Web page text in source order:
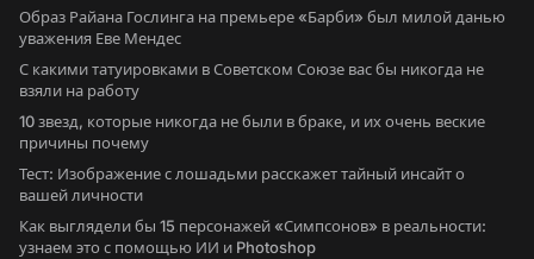
Образ Райана Гослинга на премьере «Барби» был милой данью
уважения Еве Мендес
С какими татуировками в Советском Союзе вас бы никогда не
взяли на работу
10 звезд, которые никогда не были в браке, и их очень веские
причины почему
Тест: Изображение с лошадьми расскажет тайный инсайт о
вашей личности
Как выглядели бы 15 персонажей «Симпсонов» в реальности:
узнаем это с помощью ИИ и Photoshop